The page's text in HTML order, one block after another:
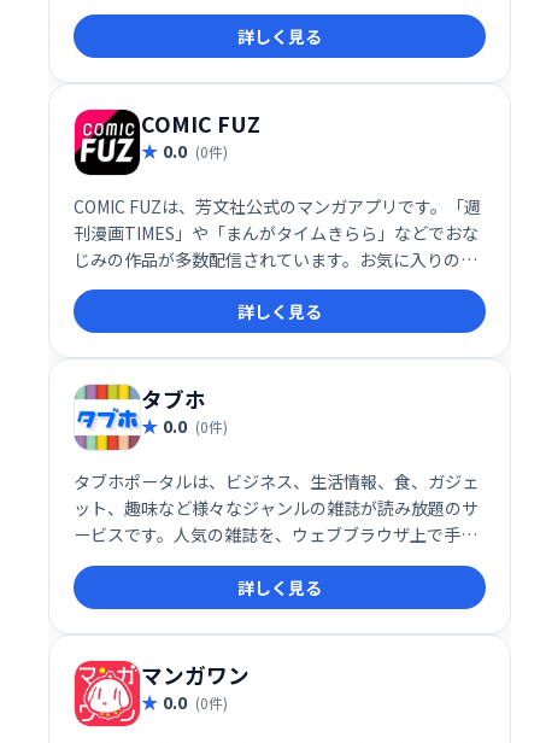
られます。ビジネス書から小説まで、幅広いジャンル
の知識を吸収し、知的好奇心を満たしましょう。
詳しく見る
COMIC FUZ
0.0 (0件)
COMIC FUZは、芳文社公式のマンガアプリです。「週
刊漫画TIMES」や「まんがタイムきらら」などでおな
じみの作品が多数配信されています。お気に入りの漫
画をアプリで手軽に楽しめます。
詳しく見る
タブホ
0.0 (0件)
タブホポータルは、ビジネス、生活情報、食、ガジェ
ット、趣味など様々なジャンルの雑誌が読み放題のサ
ービスです。人気の雑誌を、ウェブブラウザ上で手軽
に閲覧できます。いつでもどこでも、あなたのお気に
入りの雑誌をお楽しみください。
詳しく見る
マンガワン
0.0 (0件)